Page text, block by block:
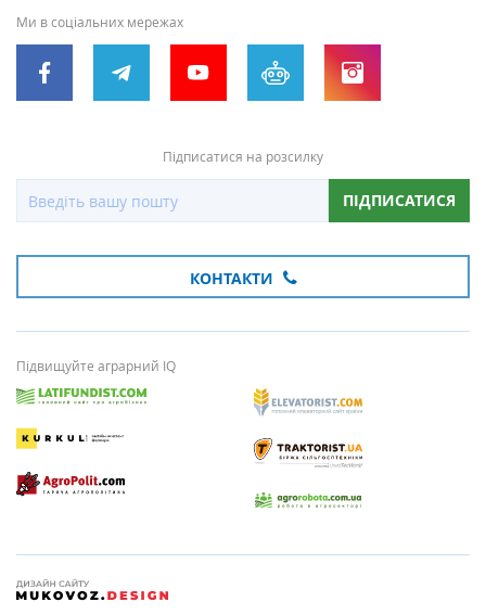
Ми в соціальних мережах
Підписатися на розсилку
ПІДПИСАТИСЯ
КОНТАКТИ
Підвищуйте аграрний IQ